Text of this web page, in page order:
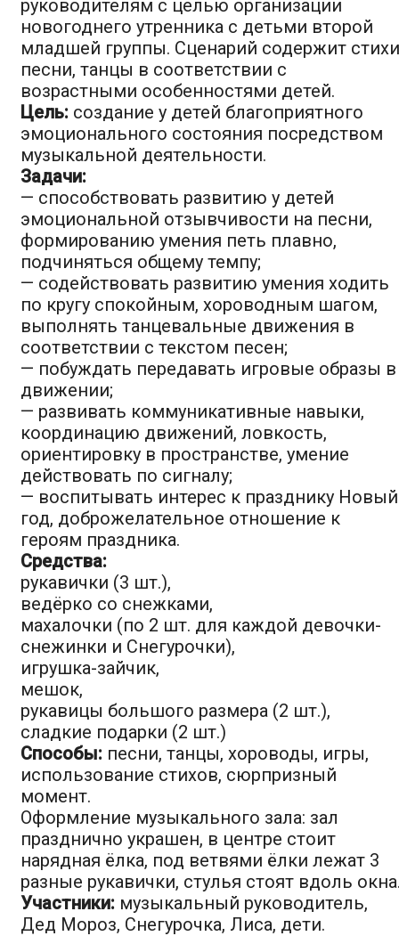
руководителям с целью организации
новогоднего утренника с детьми второй
младшей группы. Сценарий содержит
песни, танцы в соответствии с
возрастными особенностями детей.
Цель: создание у детей благоприятного
эмоционального состояния посредством
музыкальной деятельности.
Задачи:
— способствовать развитию у детей
эмоциональной отзывчивости на песни,
формированию умения петь плавно,
подчиняться общему темпу;
— содействовать развитию умения ходить
по кругу спокойным, хороводным шагом,
выполнять танцевальные движения в
соответствии с текстом песен;
— побуждать передавать игровые образы в
движении;
— развивать коммуникативные навыки,
координацию движений, ловкость,
ориентировку в пространстве, умение
действовать по сигналу;
— воспитывать интерес к празднику Новый
год, доброжелательное отношение к
героям праздника.
Средства:
рукавички (3 шт.),
ведёрко со снежками,
махалочки (по 2 шт. для каждой девочки-
снежинки и Снегурочки),
игрушка-зайчик,
мешок,
рукавицы большого размера (2 шт.),
сладкие подарки (2 шт.)
Способы: песни, танцы, хороводы, игры,
использование стихов, сюрпризный
момент.
Оформление музыкального зала: зал
празднично украшен, в центре стоит
нарядная ёлка, под ветвями ёлки лежат 3
разные рукавички, стулья стоят вдоль
Участники: музыкальный руководитель,
Дед Мороз, Снегурочка, Лиса, дети.